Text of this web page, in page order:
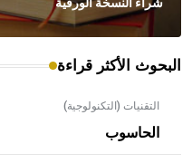
البحوث الأكثر قراءة
التقنيات (التكنولوجية)
الحاسوب